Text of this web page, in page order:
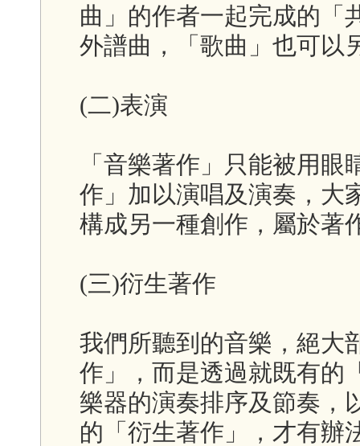
曲」的作者一起完成的「
外譜曲，「歌曲」也可以
(二)表演
「音樂著作」只能被用
作」加以演唱及演奏，大
構成另一種創作，屬於著
(三)衍生著作
我們所聽到的音樂，絕大
作」，而是透過就既有的
樂器的演奏排序及節奏，
的「衍生著作」，才有辦